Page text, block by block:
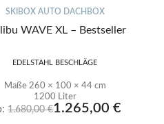
SKIBOX AUTO DACHBOX
WAVE XL – Bestseller
EDELSTAHL BESCHLÄGE
Maße 260 × 100 × 44 cm
1200 Liter
1.680,00€1.265,00€